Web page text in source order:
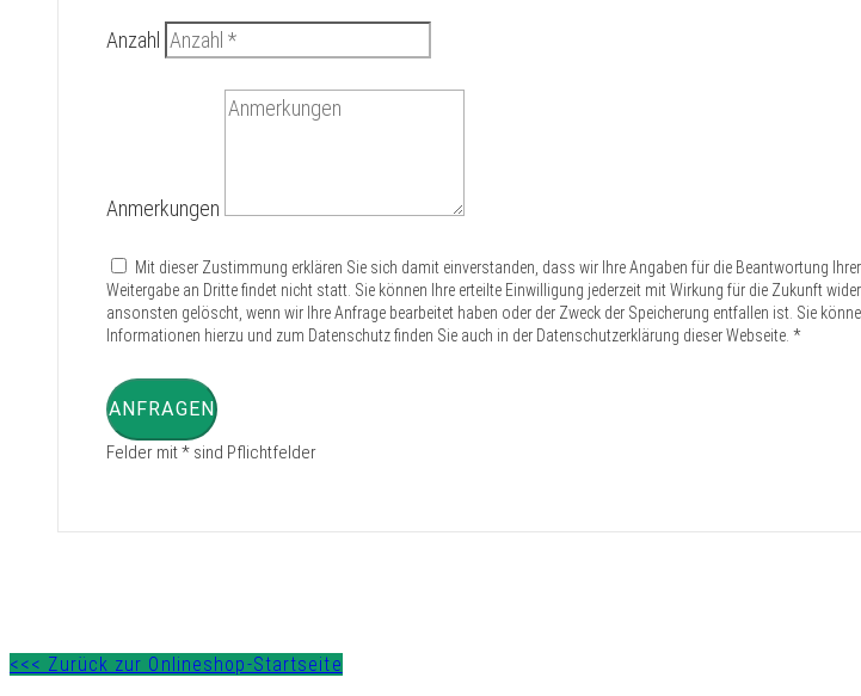
Anzahl
Anmerkungen
Mit dieser Zustimmung erklären Sie sich damit einverstanden, dass wir Ihre Angaben für die Beantwortung
Weitergabe an Dritte findet nicht statt. Sie können Ihre erteilte Einwilligung jederzeit mit Wirkung für die Zukunft
ansonsten gelöscht, wenn wir Ihre Anfrage bearbeitet haben oder der Zweck der Speicherung entfallen ist. Sie
Informationen hierzu und zum Datenschutz finden Sie auch in der Datenschutzerklärung dieser Webseite. *
ANFRAGEN
Felder mit * sind Pflichtfelder
<<< Zurück zur Onlineshop-Startseite